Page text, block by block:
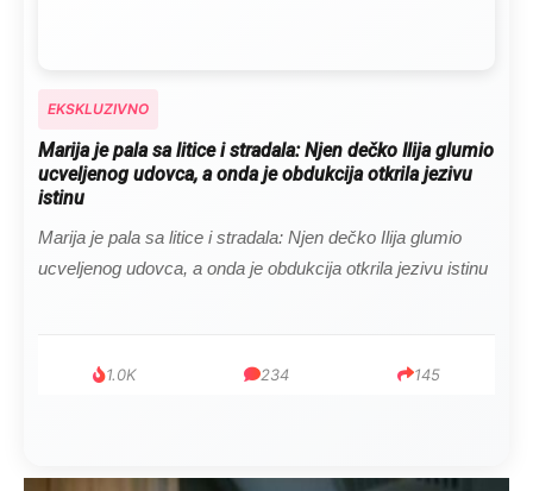
EKSKLUZIVNO
Marija je pala sa litice i stradala: Njen dečko Ilija glumio
ucveljenog udovca, a onda je obdukcija otkrila jezivu
istinu
Marija je pala sa litice i stradala: Njen dečko Ilija glumio
ucveljenog udovca, a onda je obdukcija otkrila jezivu istinu
1.0K 234 145